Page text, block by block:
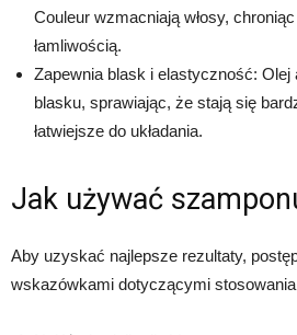
Couleur wzmacniają włosy,
łamliwością.
Zapewnia blask i elastyczność: Olej
blasku, sprawiając, że stają się
łatwiejsze do układania.
Jak używać
Aby uzyskać najlepsze rezultaty,
wskazówkami dotyczącymi